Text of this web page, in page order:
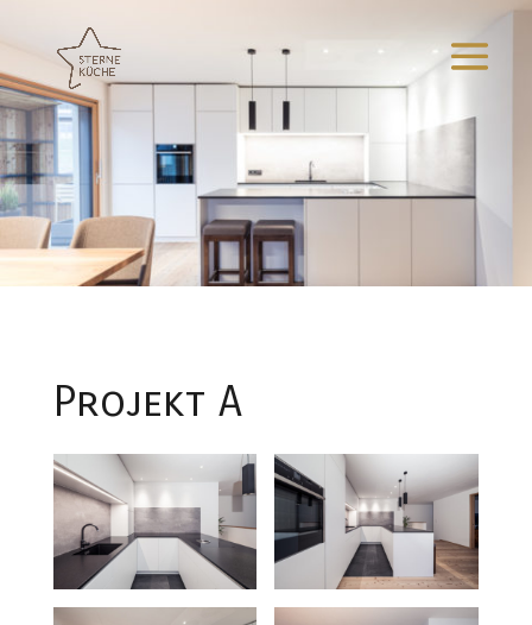
Projekt A